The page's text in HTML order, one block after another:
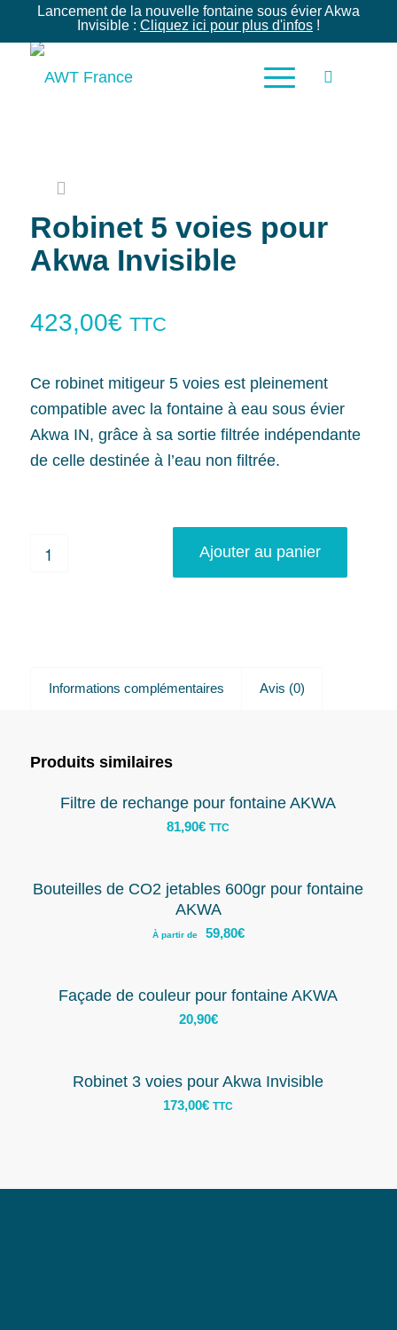
Lancement de la nouvelle fontaine sous évier Akwa
Invisible : Cliquez ici pour plus d'infos!
Robinet 5 voies pour
Akwa Invisible
423,00€ TTC
Ce robinet mitigeur 5 voies est pleinement
compatible avec la fontaine à eau sous évier
Akwa IN, grâce à sa sortie filtrée indépendante
de celle destinée à l’eau non filtrée.
Ajouter au panier
Informations complémentaires Avis (0)
Produits similaires
Filtre de rechange pour fontaine AKWA
81,90€ TTC
Bouteilles de CO2 jetables 600gr pour fontaine
AKWA
À partir de 59,80€
Façade de couleur pour fontaine AKWA
20,90€
Robinet 3 voies pour Akwa Invisible
173,00€ TTC